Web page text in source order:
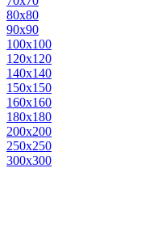
80х80
90х90
100х100
120х120
140х140
150х150
160х160
180х180
200х200
250х250
300х300